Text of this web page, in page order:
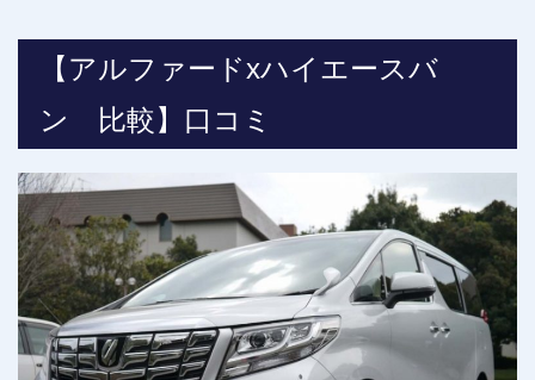
【アルファードxハイエースバ
ン 比較】口コミ